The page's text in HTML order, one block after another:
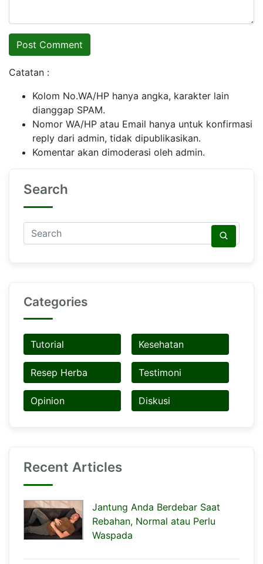
Catatan :
Kolom No.WA/HP hanya angka, karakter lain
dianggap SPAM.
Nomor WA/HP atau Email hanya untuk konfirmasi
reply dari admin, tidak dipublikasikan.
Komentar akan dimoderasi oleh admin.
Search
Categories
Tutorial Kesehatan
Resep Herba Testimoni
Opinion Diskusi
Recent Articles
Jantung Anda Berdebar Saat
Rebahan, Normal atau Perlu
Waspada